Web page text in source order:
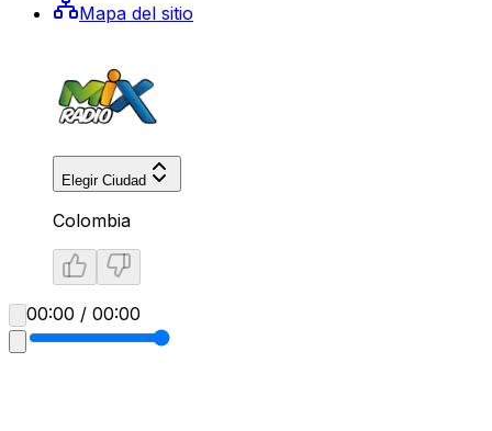
Mapa del sitio
Elegir Ciudad
Colombia
00:00 / 00:00